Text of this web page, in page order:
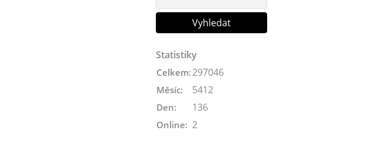
Statistiky
Online: 2
Celkem:297046
Měsíc: 5412
Den: 136